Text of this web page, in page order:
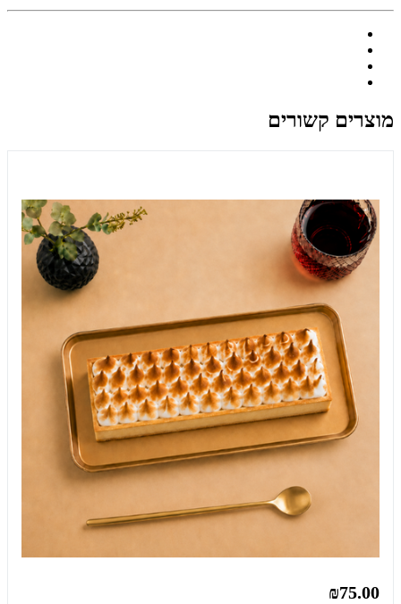
מוצרים קשורים
₪75.00